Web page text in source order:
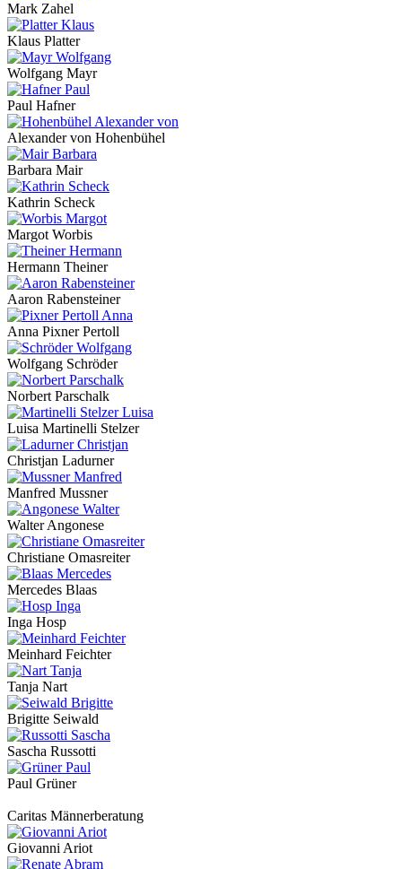
Mark Zahel
Klaus Platter
Wolfgang Mayr
Paul Hafner
Alexander von Hohenbühel
Barbara Mair
Kathrin Scheck
Margot Worbis
Hermann Theiner
Aaron Rabensteiner
Anna Pixner Pertoll
Wolfgang Schröder
Norbert Parschalk
Luisa Martinelli Stelzer
Christjan Ladurner
Manfred Mussner
Walter Angonese
Christiane Omasreiter
Mercedes Blaas
Inga Hosp
Meinhard Feichter
Tanja Nart
Brigitte Seiwald
Sascha Russotti
Paul Grüner
Caritas Männerberatung
Giovanni Ariot